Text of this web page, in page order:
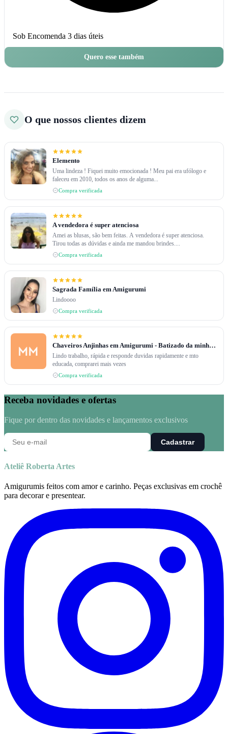
Sob Encomenda 3 dias úteis
Quero esse também
O que nossos clientes dizem
Elemento
Uma lindeza ! Fiquei muito emocionada ! Meu pai era ufólogo e
faleceu em 2010, todos os anos de alguma...
Compra verificada
A vendedora é super atenciosa
Amei as blusas, são bem feitas. A vendedora é super atenciosa.
Tirou todas as dúvidas e ainda me mandou brindes....
Compra verificada
Sagrada Família em Amigurumi
Lindoooo
Compra verificada
Chaveiros Anjinhas em Amigurumi - Batizado da minha filha.
Lindo trabalho, rápida e responde duvidas rapidamente e mto
educada, comprarei mais vezes
Compra verificada
Receba novidades e ofertas
Fique por dentro das novidades e lançamentos exclusivos
Cadastrar
Ateliê Roberta Artes
Amigurumis feitos com amor e carinho. Peças exclusivas em crochê
para decorar e presentear.